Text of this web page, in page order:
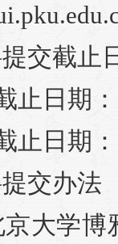
提交截止
止日期
止日期
交办法
大学